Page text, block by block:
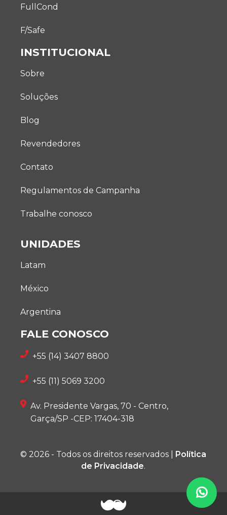
FullCond
F/Safe
INSTITUCIONAL
Sobre
Soluções
Blog
Revendedores
Contato
Regulamentos de Campanha
Trabalhe conosco
UNIDADES
Latam
México
Argentina
FALE CONOSCO
+55 (14) 3407 8800
+55 (11) 5069 3200
Av. Presidente Vargas, 70 - Centro,
Garça/SP -CEP: 17404-318
© 2026 - Todos os direitos reservados |
Política
de Privacidade.